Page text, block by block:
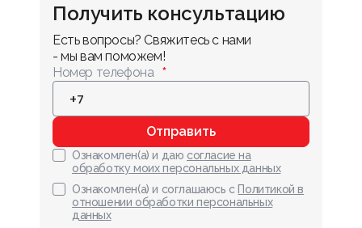
Получить консультацию
Есть вопросы? Свяжитесь с нами
- мы вам поможем!
Номер телефона
Отправить
Ознакомлен(а) и даю согласие на
обработку моих персональных данных
Ознакомлен(а) и соглашаюсь с Политикой в
отношении обработки персональных
данных